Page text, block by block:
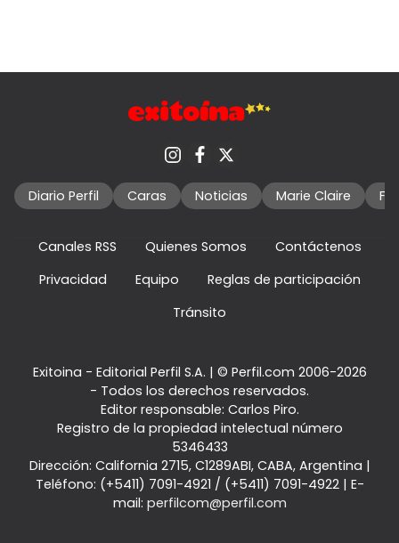
Diario Perfil Caras Noticias Marie Claire
Canales RSS Quienes Somos
Contáctenos
Privacidad
Equipo
Reglas de participación
Tránsito
Exitoina - Editorial Perfil S.A. | © Perfil.com 2006-2026
- Todos los derechos reservados.
Editor responsable: Carlos Piro.
Registro de la propiedad intelectual número
5346433
Dirección: California 2715, C1289ABI, CABA, Argentina |
Teléfono: (+5411) 7091-4921 / (+5411) 7091-4922| E-
mail: perfilcom@perfil.com